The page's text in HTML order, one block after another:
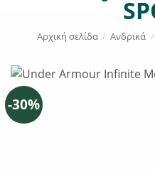
Αρχική σελίδα / Ανδρικά /
-30%